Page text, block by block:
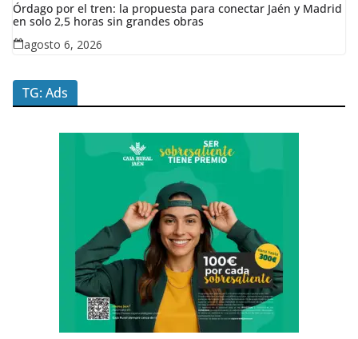
Órdago por el tren: la propuesta para conectar Jaén y Madrid
en solo 2,5 horas sin grandes obras
agosto 6, 2026
TG: Ads